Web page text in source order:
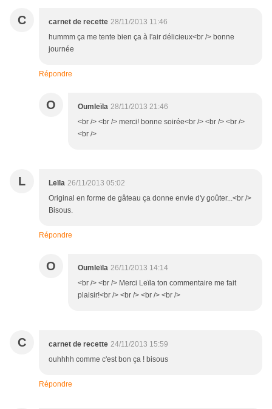
C carnet de recette 28/11/2013 11:46
hummm ça me tente bien ça à l'air délicieux<br /> bonne
journée
Répondre
O Oumleïla 28/11/2013 21:46
<br /> <br /> merci! bonne soirée<br /> <br /> <br />
<br />
L Leïla 26/11/2013 05:02
Original en forme de gâteau ça donne envie d'y goûter...<br />
Bisous.
Répondre
O Oumleïla 26/11/2013 14:14
<br /> <br /> Merci Leïla ton commentaire me fait
plaisir!<br /> <br /> <br /> <br />
C carnet de recette 24/11/2013 15:59
ouhhhh comme c'est bon ça ! bisous
Répondre